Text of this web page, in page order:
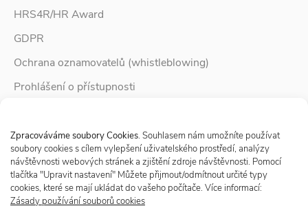
Zpracováváme soubory Cookies. Souhlasem nám umožníte používat
soubory cookies s cílem vylepšení uživatelského prostředí, analýzy
návštěvnosti webových stránek a zjištění zdroje návštěvnosti. Pomocí
tlačítka "Upravit nastavení" Můžete přijmout/odmítnout určité typy
cookies, které se mají ukládat do vašeho počítače. Více informací:
Zásady používání souborů cookies
HRS4R/HR Award
GDPR
Ochrana oznamovatelů (whistleblowing)
Prohlášení o přístupnosti
Zpravodaj Rodina
Sledujte nás